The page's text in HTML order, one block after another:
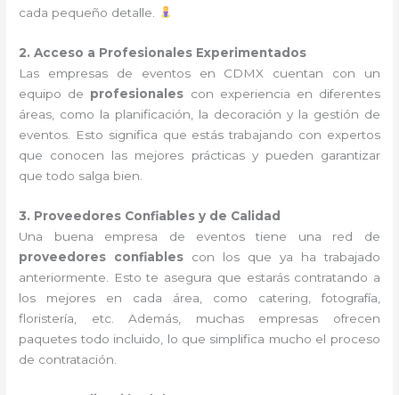
cada pequeño detalle.
2. Acceso a Profesionales Experimentados
Las empresas de eventos en CDMX cuentan con un
equipo de profesionales con experiencia en diferentes
áreas, como la planificación, la decoración y la gestión de
eventos. Esto significa que estás trabajando con expertos
que conocen las mejores prácticas y pueden garantizar
que todo salga bien.
3. Proveedores Confiables y de Calidad
Una buena empresa de eventos tiene una red de
proveedores confiables con los que ya ha trabajado
anteriormente. Esto te asegura que estarás contratando a
los mejores en cada área, como catering, fotografía,
floristería, etc. Además, muchas empresas ofrecen
paquetes todo incluido, lo que simplifica mucho el proceso
de contratación.